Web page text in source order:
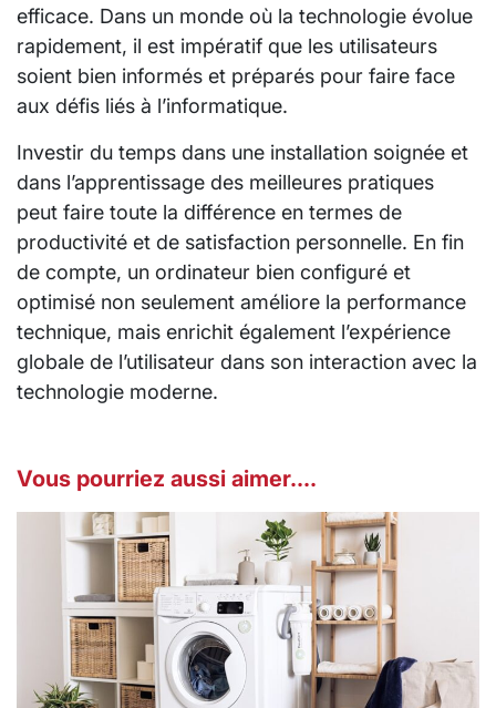
efficace. Dans un monde où la technologie évolue
rapidement, il est impératif que les utilisateurs
soient bien informés et préparés pour faire face
aux défis liés à l’informatique.
Investir du temps dans une installation soignée et
dans l’apprentissage des meilleures pratiques
peut faire toute la différence en termes de
productivité et de satisfaction personnelle. En fin
de compte, un ordinateur bien configuré et
optimisé non seulement améliore la performance
technique, mais enrichit également l’expérience
globale de l’utilisateur dans son interaction avec la
technologie moderne.
Vous pourriez aussi aimer....